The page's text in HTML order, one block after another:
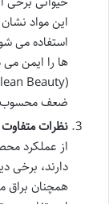
این مواد
استفاده می
ها را ایمن می
ضعف محسوب
نظرات
از عملکرد
دارند، برخی
همچنان